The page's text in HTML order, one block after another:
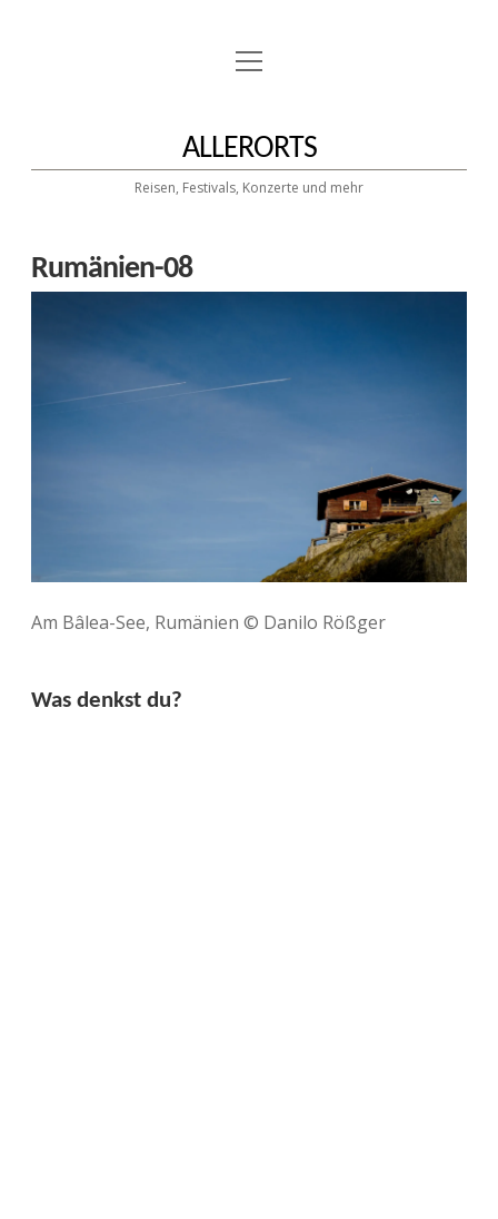
» BLOG
» FOTOS
» ABOUT
twitter
Menü
ALLERORTS
Reisen, Festivals, Konzerte und mehr
Rumänien-08
Am Bâlea-See, Rumänien © Danilo Rößger
Was denkst du?